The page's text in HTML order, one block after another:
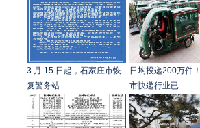
3 月 15 日起，石家庄市恢
复警务站
日均投递200万件
市快递行业已